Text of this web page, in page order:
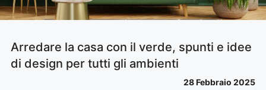
Arredare la casa con il verde, spunti e idee
di design per tutti gli ambienti
28 Febbraio 2025